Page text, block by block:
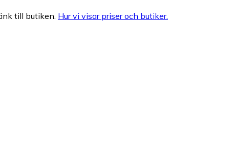
till butiken. Hur vi visar priser och butiker.